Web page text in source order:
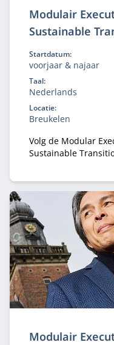
Modulair
Sustainable
Startdatum:
voorjaar & najaar
Taal:
Nederlands
Locatie:
Breukelen
Volg de Modular
Sustainable
Modulair